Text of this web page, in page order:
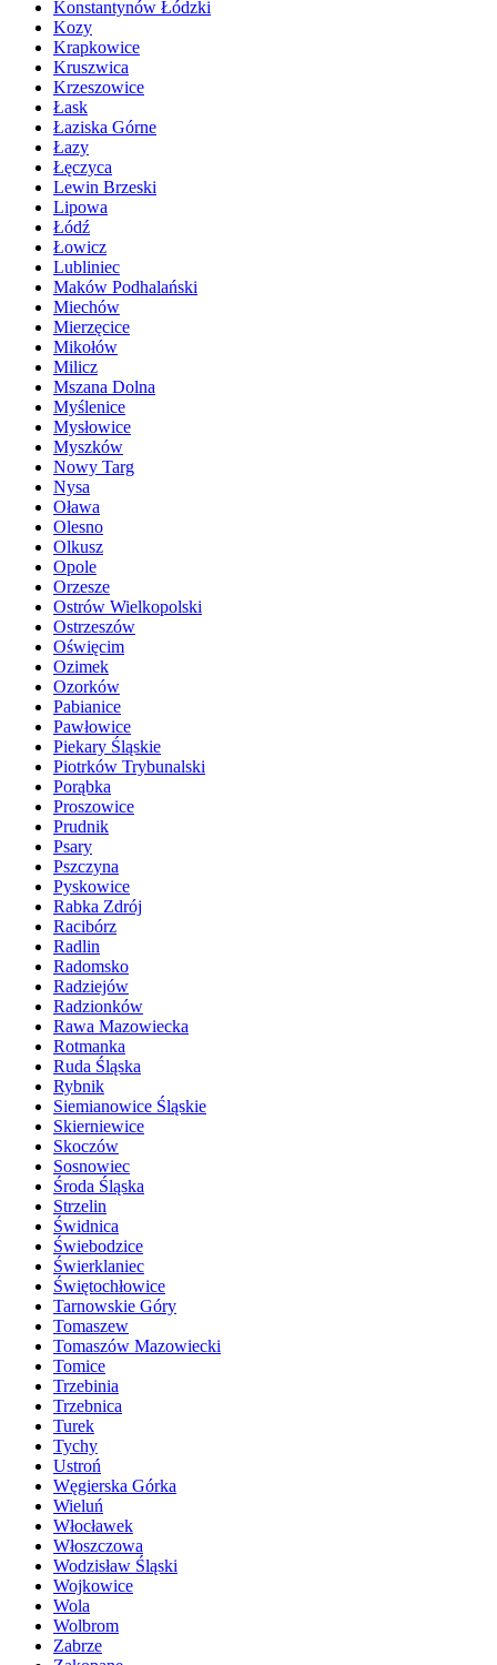
Konstantynów Łódzki
Kozy
Krapkowice
Kruszwica
Krzeszowice
Łask
Łaziska Górne
Łazy
Łęczyca
Lewin Brzeski
Lipowa
Łódź
Łowicz
Lubliniec
Maków Podhalański
Miechów
Mierzęcice
Mikołów
Milicz
Mszana Dolna
Myślenice
Mysłowice
Myszków
Nowy Targ
Nysa
Oława
Olesno
Olkusz
Opole
Orzesze
Ostrów Wielkopolski
Ostrzeszów
Oświęcim
Ozimek
Ozorków
Pabianice
Pawłowice
Piekary Śląskie
Piotrków Trybunalski
Porąbka
Proszowice
Prudnik
Psary
Pszczyna
Pyskowice
Rabka Zdrój
Racibórz
Radlin
Radomsko
Radziejów
Radzionków
Rawa Mazowiecka
Rotmanka
Ruda Śląska
Rybnik
Siemianowice Śląskie
Skierniewice
Skoczów
Sosnowiec
Środa Śląska
Strzelin
Świdnica
Świebodzice
Świerklaniec
Świętochłowice
Tarnowskie Góry
Tomaszew
Tomaszów Mazowiecki
Tomice
Trzebinia
Trzebnica
Turek
Tychy
Ustroń
Węgierska Górka
Wieluń
Włocławek
Włoszczowa
Wodzisław Śląski
Wojkowice
Wola
Wolbrom
Zabrze